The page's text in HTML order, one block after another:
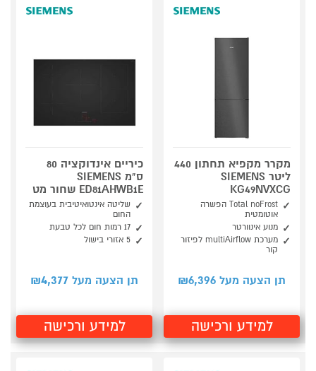
מקרר מקפיא תחתון 440
ליטר SIEMENS
KG49NVXCG
Total noFrost הפשרה
אוטומטית
מנוע אינוורטר
מערכת multiAirflow לפיזור
קור
תן הצעה מעל ₪ 6,396
למידע ורכישה
כיריים אינדוקציה 80
ס"מ SIEMENS
ED81AHWB1E שחור מט
שליטה אינטואיטיבית בעוצמת
החום
17 רמות חום לכל טבעת
5 אזורי בישול
תן הצעה מעל ₪ 4,377
למידע ורכישה